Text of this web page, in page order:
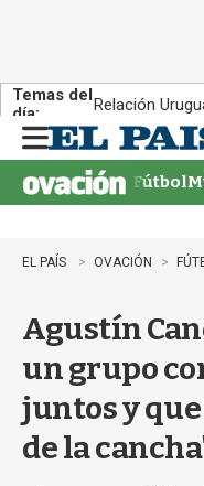
Temas del
día:
Relación
n
u
Fútbol
EL PAÍS OVACIÓN
Agustín
un grupo
juntos y
de la